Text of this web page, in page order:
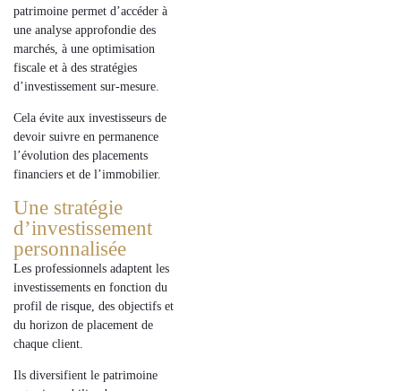
patrimoine permet d’accéder à
une analyse approfondie des
marchés, à une optimisation
fiscale et à des stratégies
d’investissement sur-mesure
Cela évite aux investisseurs de
devoir suivre en permanence
l’évolution des placements
financiers et de l’immobilier.
Une stratégie
d’investissement
personnalisée
Les professionnels adaptent les
investissements en fonction du
profil de risque , des objectifs et
du horizon de placement de
chaque client.
Ils diversifient le patrimoine